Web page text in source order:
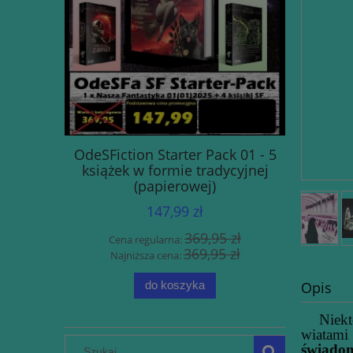
OdeSFiction Starter Pack 01 - 5
książek w formie tradycyjnej
(papierowej)
147,99 zł
Cena regularna: 369,95 zł
Najniższa cena:369,95 zł
do koszyka
Śmierć
w serii
10.).
miękka
Opis